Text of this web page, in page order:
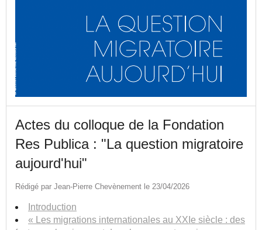
Actes du colloque de la Fondation
Res Publica : "La question migratoire
aujourd'hui"
Rédigé par Jean-Pierre Chevènement le 23/04/2026
Introduction
« Les migrations internationales au XXIe siècle : des